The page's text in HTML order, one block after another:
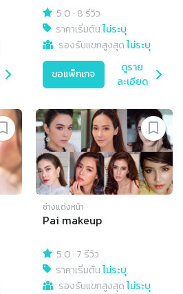
5.0 · 8 รีวิว
ราคาเริ่มต้นไม่ระบุ
รองรับแขกสูงสุดไม่ระบุ
ขอแพ็กเกจ
ดูราย
ละเอียด
ช่างแต่งหน้า
Pai makeup
5.0 ·7 รีวิว
ราคาเริ่มต้นไม่ระบุ
รองรับแขกสูงสุดไม่ระบุ